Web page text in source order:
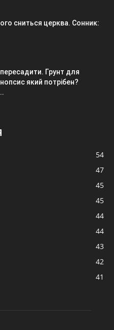
сниться церква. Сонник:
Грунт для
який потрібен?
54
47
45
45
44
44
43
42
41